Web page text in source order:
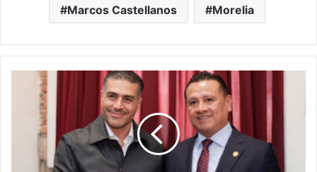
Marcos Castellanos Morelia
Harfuch,
Bedolla
Amarran
Estrategia